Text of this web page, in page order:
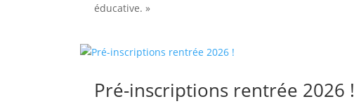
éducative. »
Pré-inscriptions rentrée 2026 !